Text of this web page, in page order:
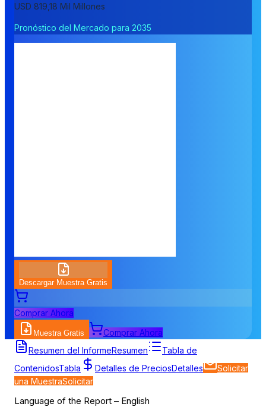
USD 819,18 Mil Millones
Pronóstico del Mercado para 2035
Descargar Muestra Gratis
Comprar Ahora
Muestra Gratis Comprar Ahora
Tabla de Contenidos
Resumen del InformeResumen
Tabla de
ContenidosTabla Detalles de PreciosDetalles
Solicitar
una MuestraSolicitar
Language of the Report – English